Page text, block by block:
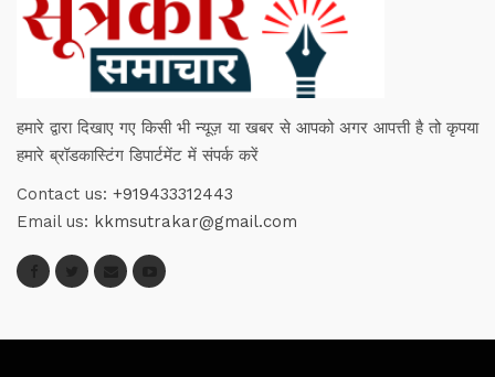
हमारे द्वारा दिखाए गए किसी भी न्यूज़ या खबर से आपको अगर आपत्ती है तो कृपया
हमारे ब्रॉडकास्टिंग डिपार्टमेंट में संपर्क करें
Contact us: +919433312443
Email us: kkmsutrakar@gmail.com